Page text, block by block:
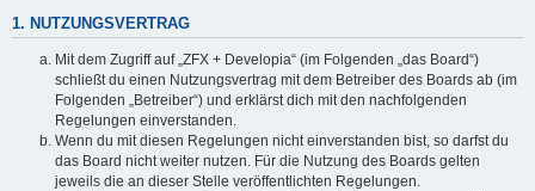
1. NUTZUNGSVERTRAG
Mit dem Zugriff auf „ZFX + Developia“ (im Folgenden „das Board“)
schließt du einen Nutzungsvertrag mit dem Betreiber des Boards ab (im
Folgenden „Betreiber“) und erklärst dich mit den nachfolgenden
Regelungen einverstanden.
Wenn du mit diesen Regelungen nicht einverstanden bist, so darfst du
das Board nicht weiter nutzen. Für die Nutzung des Boards gelten
jeweils die an dieser Stelle veröffentlichten Regelungen.